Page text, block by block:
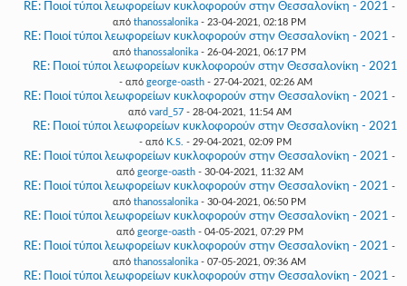
RE: Ποιοί τύποι λεωφορείων κυκλοφορούν στην Θεσσαλονίκη - 2021 -
από thanossalonika - 23-04-2021, 02:18 PM
RE: Ποιοί τύποι λεωφορείων κυκλοφορούν στην Θεσσαλονίκη - 2021 -
από thanossalonika - 26-04-2021, 06:17 PM
RE: Ποιοί τύποι λεωφορείων κυκλοφορούν στην Θεσσαλονίκη - 2021
- από george-oasth- 27-04-2021, 02:26 AM
RE: Ποιοί τύποι λεωφορείων κυκλοφορούν στην Θεσσαλονίκη - 2021 -
από vard_57- 28-04-2021, 11:54 AM
RE: Ποιοί τύποι λεωφορείων κυκλοφορούν στην Θεσσαλονίκη - 2021
- από K.S. - 29-04-2021, 02:09 PM
RE: Ποιοί τύποι λεωφορείων κυκλοφορούν στην Θεσσαλονίκη - 2021 -
από george-oasth- 30-04-2021, 11:32 AM
RE: Ποιοί τύποι λεωφορείων κυκλοφορούν στην Θεσσαλονίκη - 2021 -
από thanossalonika - 30-04-2021, 06:50 PM
RE: Ποιοί τύποι λεωφορείων κυκλοφορούν στην Θεσσαλονίκη - 2021 -
από george-oasth- 04-05-2021, 07:29 PM
RE: Ποιοί τύποι λεωφορείων κυκλοφορούν στην Θεσσαλονίκη - 2021 -
από thanossalonika - 07-05-2021, 09:36 AM
RE: Ποιοί τύποι λεωφορείων κυκλοφορούν στην Θεσσαλονίκη - 2021 -